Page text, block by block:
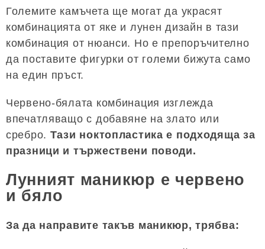
Големите камъчета ще могат да украсят
комбинацията от яке и лунен дизайн в тази
комбинация от нюанси. Но е препоръчително
да поставите фигурки от големи бижута само
на един пръст.
Червено-бялата комбинация изглежда
впечатляващо с добавяне на злато или
сребро. Тази ноктопластика е подходяща за
празници и тържествени поводи.
Лунният маникюр е червено
и бяло
За да направите такъв маникюр, трябва: